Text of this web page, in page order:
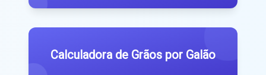
Calculadora de Grãos por Galão